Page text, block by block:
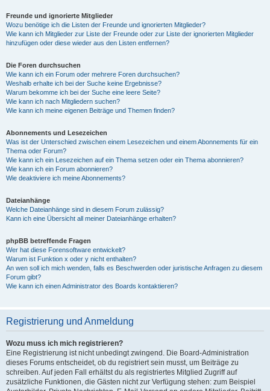
Freunde und ignorierte Mitglieder
Wozu benötige ich die Listen der Freunde und ignorierten Mitglieder?
Wie kann ich Mitglieder zur Liste der Freunde oder zur Liste der ignorierten Mitglieder
hinzufügen oder diese wieder aus den Listen entfernen?
Die Foren durchsuchen
Wie kann ich ein Forum oder mehrere Foren durchsuchen?
Weshalb erhalte ich bei der Suche keine Ergebnisse?
Warum bekomme ich bei der Suche eine leere Seite?
Wie kann ich nach Mitgliedern suchen?
Wie kann ich meine eigenen Beiträge und Themen finden?
Abonnements und Lesezeichen
Was ist der Unterschied zwischen einem Lesezeichen und einem Abonnements für ein
Thema oder Forum?
Wie kann ich ein Lesezeichen auf ein Thema setzen oder ein Thema abonnieren?
Wie kann ich ein Forum abonnieren?
Wie deaktiviere ich meine Abonnements?
Dateianhänge
Welche Dateianhänge sind in diesem Forum zulässig?
Kann ich eine Übersicht all meiner Dateianhänge erhalten?
phpBB betreffende Fragen
Wer hat diese Forensoftware entwickelt?
Warum ist Funktion x oder y nicht enthalten?
An wen soll ich mich wenden, falls es Beschwerden oder juristische Anfragen zu diesem
Forum gibt?
Wie kann ich einen Administrator des Boards kontaktieren?
Registrierung und Anmeldung
Wozu muss ich mich registrieren?
Eine Registrierung ist nicht unbedingt zwingend. Die Board-Administration
dieses Forums entscheidet, ob du registriert sein musst, um Beiträge zu
schreiben. Auf jeden Fall erhältst du als registriertes Mitglied Zugriff auf
zusätzliche Funktionen, die Gästen nicht zur Verfügung stehen: zum Beispiel